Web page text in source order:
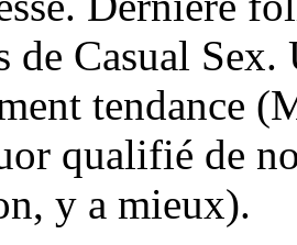
de Casual
tendance
qualifié de
y a mieux).